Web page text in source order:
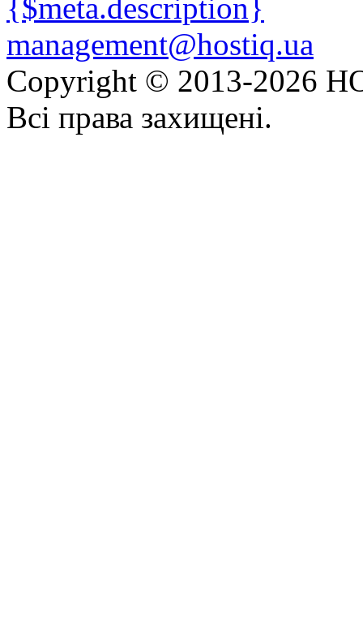
management@hostiq.ua
Copyright © 2013-2026
Всі права захищені.